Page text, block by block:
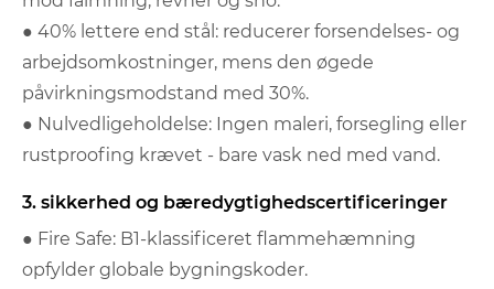
● 40% lettere end stål: reducerer forsendelses- og
arbejdsomkostninger, mens den øgede
påvirkningsmodstand med 30%.
● Nulvedligeholdelse: Ingen maleri, forsegling eller
rustproofing krævet - bare vask ned med vand.
3. sikkerhed og bæredygtighedscertificeringer
● Fire Safe: B1-klassificeret flammehæmning
opfylder globale bygningskoder.